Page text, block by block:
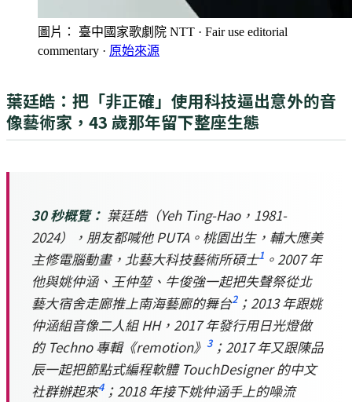
圖片： 臺中國家歌劇院 NTT · Fair use editorial
commentary · 原始來源
葉廷皓：把「非正確」使用科技逼出意外的音
像藝術家，43 歲那年留下整座生態
30 秒概覽： 葉廷皓（Yeh Ting-Hao，1981-
2024），朋友都喊他 PUTA。桃園出生，輔大應美
主修電腦動畫，北藝大科技藝術所碩士1 。2007 年
他與姚仲涵、王仲堃、牛俊強一起把失聲祭從北
藝大宿舍走廊推上南海藝廊的舞台2；2013 年跟姚
仲涵組音像二人組 HH，2017 年發行用日光燈做
的 Techno 專輯《remotion》 3；2017 年又跟陳品
辰一起把節點式編程軟體 TouchDesigner 的中文
社群辦起來4；2018 年接下姚仲涵手上的噪流